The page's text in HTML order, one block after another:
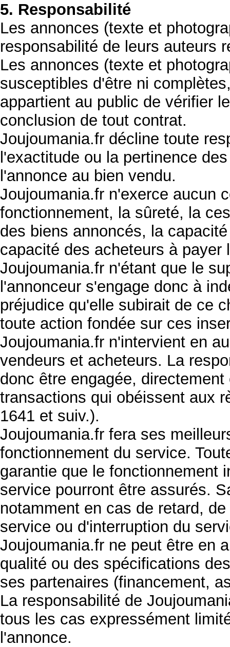
5. Responsabilité
Les annonces (texte et
responsabilité de leurs auteurs
Les annonces (texte et
susceptibles d'être ni
appartient au public de vérifier
conclusion de tout contrat.
Joujoumania.fr décline toute
l'exactitude ou la pertinence
l'annonce au bien vendu.
Joujoumania.fr n'exerce aucun
fonctionnement, la sûreté, la
des biens annoncés, la
capacité des acheteurs à payer
Joujoumania.fr n'étant que le
l'annonceur s'engage donc à
préjudice qu'elle subirait de ce
toute action fondée sur ces
Joujoumania.fr n'intervient en
vendeurs et acheteurs. La
donc être engagée,
transactions qui obéissent aux
1641 et suiv.).
Joujoumania.fr fera ses
fonctionnement du service.
garantie que le fonctionnement
service pourront être assurés.
notamment en cas de retard,
service ou d'interruption du
Joujoumania.fr ne peut être en
qualité ou des spécifications
ses partenaires (financement,
La responsabilité de
tous les cas expressément
l'annonce.